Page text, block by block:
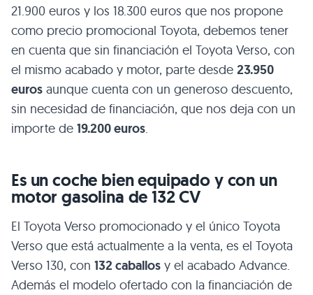
21.900 euros y los 18.300 euros que nos propone
como precio promocional Toyota, debemos tener
en cuenta que sin financiación el Toyota Verso, con
el mismo acabado y motor, parte desde 23.950
euros aunque cuenta con un generoso descuento,
sin necesidad de financiación, que nos deja con un
importe de 19.200 euros.
Es un coche bien equipado y con un
motor gasolina de 132 CV
El Toyota Verso promocionado y el único Toyota
Verso que está actualmente a la venta, es el Toyota
Verso 130, con 132 caballos y el acabado Advance.
Además el modelo ofertado con la financiación de